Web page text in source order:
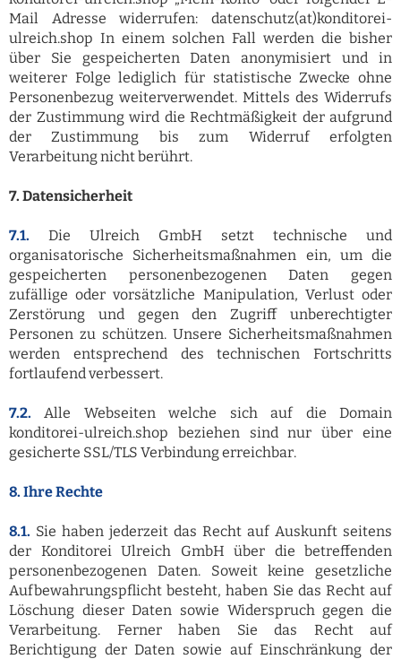
Mail Adresse widerrufen: datenschutz(at)konditorei-
ulreich.shop In einem solchen Fall werden die bisher
über Sie gespeicherten Daten anonymisiert und in
weiterer Folge lediglich für statistische Zwecke ohne
Personenbezug weiterverwendet. Mittels des Widerrufs
der Zustimmung wird die Rechtmäßigkeit der aufgrund
der Zustimmung bis zum Widerruf erfolgten
Verarbeitung nicht berührt.
7. Datensicherheit
7.1.
Die Ulreich GmbH setzt technische und
organisatorische Sicherheitsmaßnahmen ein, um die
gespeicherten personenbezogenen Daten gegen
zufällige oder vorsätzliche Manipulation, Verlust oder
Zerstörung und gegen den Zugriff unberechtigter
Personen zu schützen. Unsere Sicherheitsmaßnahmen
werden entsprechend des technischen Fortschritts
fortlaufend verbessert.
7.2.
Alle Webseiten welche sich auf die Domain
konditorei-ulreich.shop beziehen sind nur über eine
gesicherte SSL/TLS Verbindung erreichbar.
8. Ihre Rechte
8.1. Sie haben jederzeit das Recht auf Auskunft seitens
der Konditorei Ulreich GmbH über die betreffenden
personenbezogenen Daten. Soweit keine gesetzliche
Aufbewahrungspflicht besteht, haben Sie das Recht auf
Löschung dieser Daten sowie Widerspruch gegen die
Verarbeitung. Ferner haben Sie das Recht auf
Berichtigung der Daten sowie auf Einschränkung der